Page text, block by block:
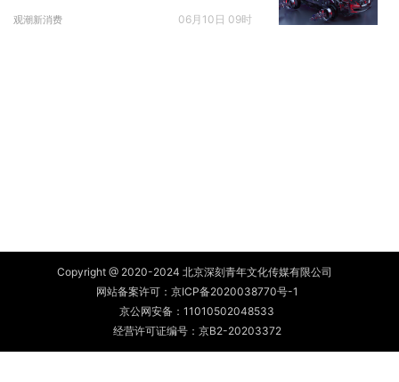
观潮新消费 06月10日 09时
Copyright @ 2020-2024 北京深刻青年文化传媒有限公司
网站备案许可： 京ICP备2020038770号-1
京公网安备： 11010502048533
经营许可证编号：京B2-20203372